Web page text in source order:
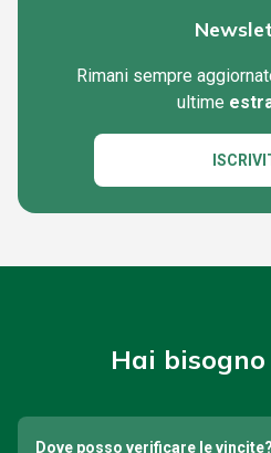
Rimani sempre
ultime
Hai
Dove posso verificare le vincite?